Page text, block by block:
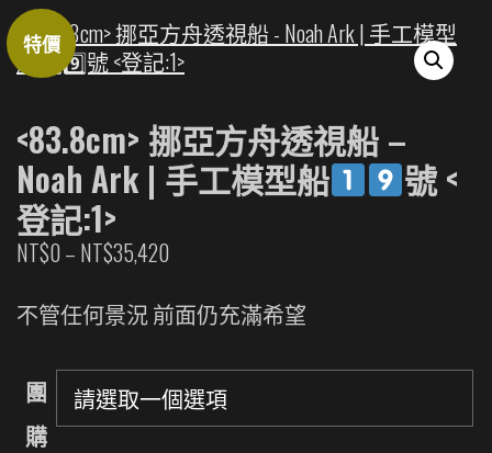
特價
<83.8cm> 挪亞方舟透視船 –
Noah Ark | 手工模型船
號 <
登記:1>
NT$0– NT$35,420價
範
圍：
NT$0
到
NT$35,420
不管任何景況 前面仍充滿希望
團
購